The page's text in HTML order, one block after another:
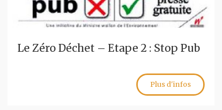
Le Zéro Déchet – Etape 2 : Stop Pub
Plus d'infos